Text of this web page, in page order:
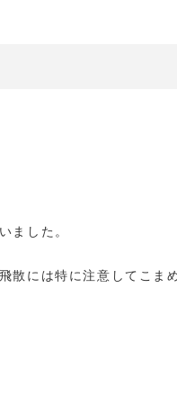
ました。
散には特に注意してこま